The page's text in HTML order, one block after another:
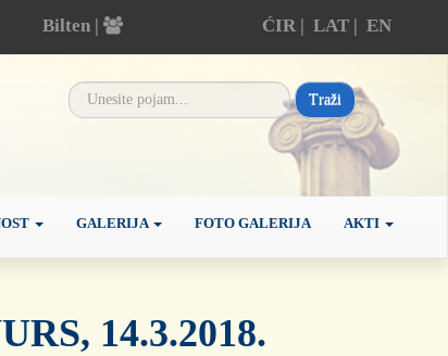
Bilten | ĆIR | LAT| EN
Traži
GALERIJA FOTO GALERIJA AKTI
14.3.2018.